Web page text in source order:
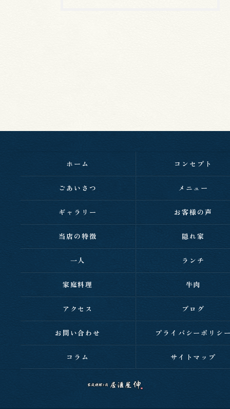
ホーム コンセプト
ごあいさつ メニュー
ギャラリー お客様の声
当店の特徴 隠れ家
一人 ランチ
家庭料理 牛肉
アクセス ブログ
お問い合わせ プライバシーポリシ
コラム サイトマップ